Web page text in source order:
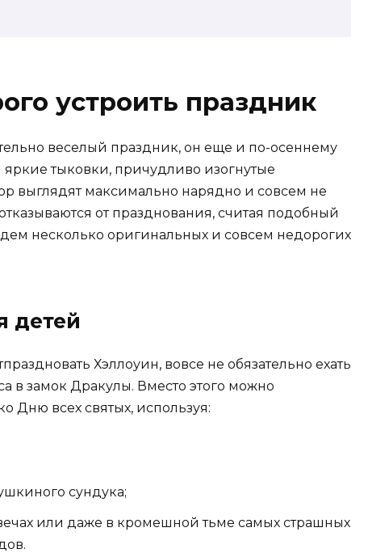
устроить праздник
веселый праздник, он еще и по-осеннему
тыковки, причудливо изогнутые
выглядят максимально нарядно и совсем не
от празднования, считая подобный
несколько оригинальных и совсем недорогих
детей
Хэллоуин, вовсе не обязательно ехать
в замок Дракулы. Вместо этого можно
Дню всех святых, используя:
сундука;
или даже в кромешной тьме самых страшных